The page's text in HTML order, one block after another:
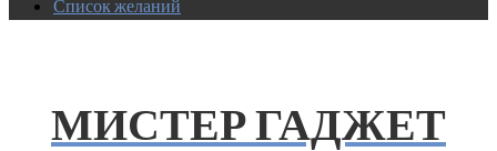
Список желаний
МИСТЕР ГАДЖЕТ